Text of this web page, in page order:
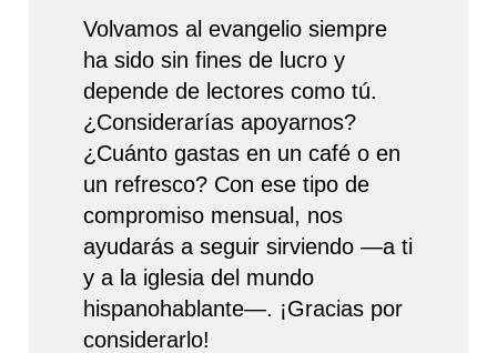
Volvamos al evangelio siempre
ha sido sin fines de lucro y
depende de lectores como tú.
¿Considerarías apoyarnos?
¿Cuánto gastas en un café o en
un refresco? Con ese tipo de
compromiso mensual, nos
ayudarás a seguir sirviendo —a ti
y a la iglesia del mundo
hispanohablante—. ¡Gracias por
considerarlo!